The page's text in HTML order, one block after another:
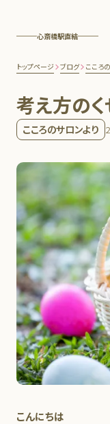
心斎橋駅直結
トップページ ブログ こころ
考え方の
こころのサロンより
こんにちは